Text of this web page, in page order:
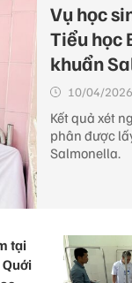
Vụ học
Tiểu học
khuẩn
10/04/2026
Kết quả xét
phân được
Salmonella.
tại